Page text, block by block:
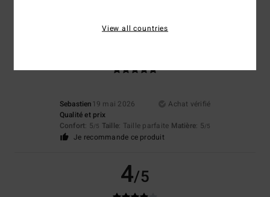
Sebastien 19 mai 2026
Achat vérifié
Qualité et prix
Confort: 5/5 Taille: Taille parfaite Matière: 5/5
Je recommande ce produit
4/5
View all countries